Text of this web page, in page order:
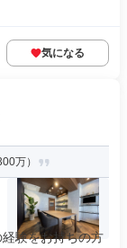
気になる
万）
験をお持ちの方